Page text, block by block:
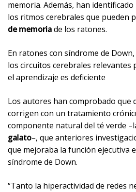
memoria. Además, han
los ritmos cerebrales que pueden
de memoriade los ratones.
En ratones con síndrome de
los circuitos cerebrales relevantes
el aprendizaje es deficiente
Los autores han comprobado que
corrigen con un tratamiento
componente natural del té verde
galato–, que anteriores
que mejoraba la función ejecutiva
síndrome de Down.
“Tanto la hiperactividad de redes